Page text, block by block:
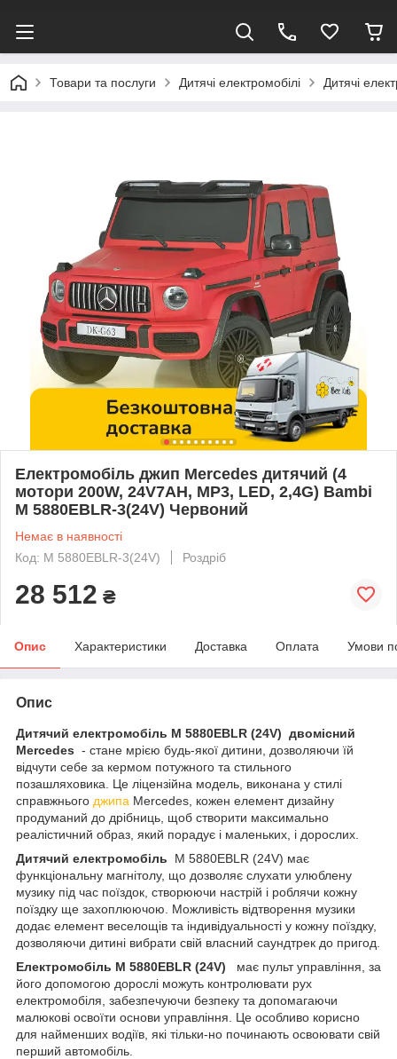
Товари та послуги Дитячі електромобілі Дитячі
Електромобіль джип Mercedes дитячий (4
мотори 200W, 24V7AH, MP3, LED, 2,4G) Bambi
M 5880EBLR-3(24V) Червоний
Немає в наявності
Код: M 5880EBLR-3(24V)
Роздріб
28 512 ₴
Опис Характеристики Доставка Оплата Умови
Опис
Дитячий електромобіль M 5880EBLR (24V) двомісний
Mercedes - стане мрією будь-якої дитини, дозволяючи їй
відчути себе за кермом потужного та стильного
позашляховика. Це ліцензійна модель, виконана у стилі
справжнього джипа Mercedes, кожен елемент дизайну
продуманий до дрібниць, щоб створити максимально
реалістичний образ, який порадує і маленьких, і дорослих.
Дитячий електромобіль M 5880EBLR (24V) має
функціональну магнітолу, що дозволяє слухати улюблену
музику під час поїздок, створюючи настрій і роблячи кожну
поїздку ще захоплюючою. Можливість відтворення музики
додає елемент веселощів та індивідуальності у кожну поїздку,
дозволяючи дитині вибрати свій власний саундтрек до пригод.
Електромобіль M 5880EBLR (24V) має пульт управління, за
його допомогою дорослі можуть контролювати рух
електромобіля, забезпечуючи безпеку та допомагаючи
малюкові освоїти основи управління. Це особливо корисно
для найменших водіїв, які тільки-но починають освоювати свій
перший автомобіль.